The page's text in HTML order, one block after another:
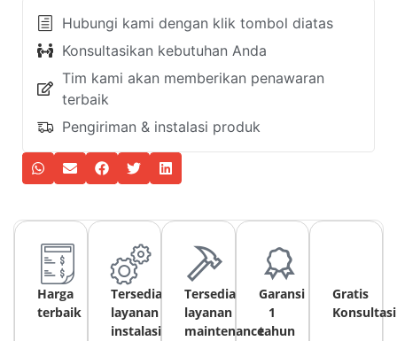
Hubungi kami dengan klik tombol diatas
Konsultasikan kebutuhan Anda
Tim kami akan memberikan penawaran
terbaik
Pengiriman & instalasi produk
Harga
terbaik
Tersedia
layanan
instalasi
Tersedia
layanan
maintenance
Garansi
1
tahun
Gratis
Konsultasi